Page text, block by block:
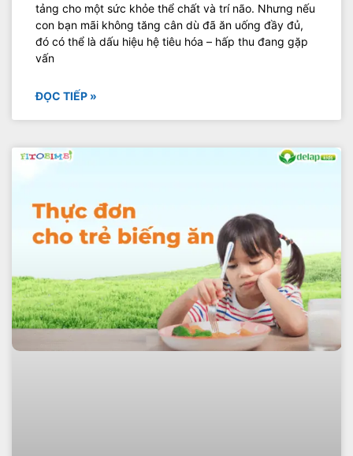
tảng cho một sức khỏe thể chất và trí não. Nhưng nếu
con bạn mãi không tăng cân dù đã ăn uống đầy đủ,
đó có thể là dấu hiệu hệ tiêu hóa – hấp thu đang gặp
vấn
ĐỌC TIẾP »